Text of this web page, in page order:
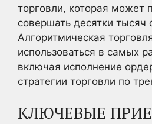
торговли, которая может
совершать десятки тысяч
Алгоритмическая
использоваться в самых
включая исполнение
стратегии торговли по
КЛЮЧЕВЫЕ